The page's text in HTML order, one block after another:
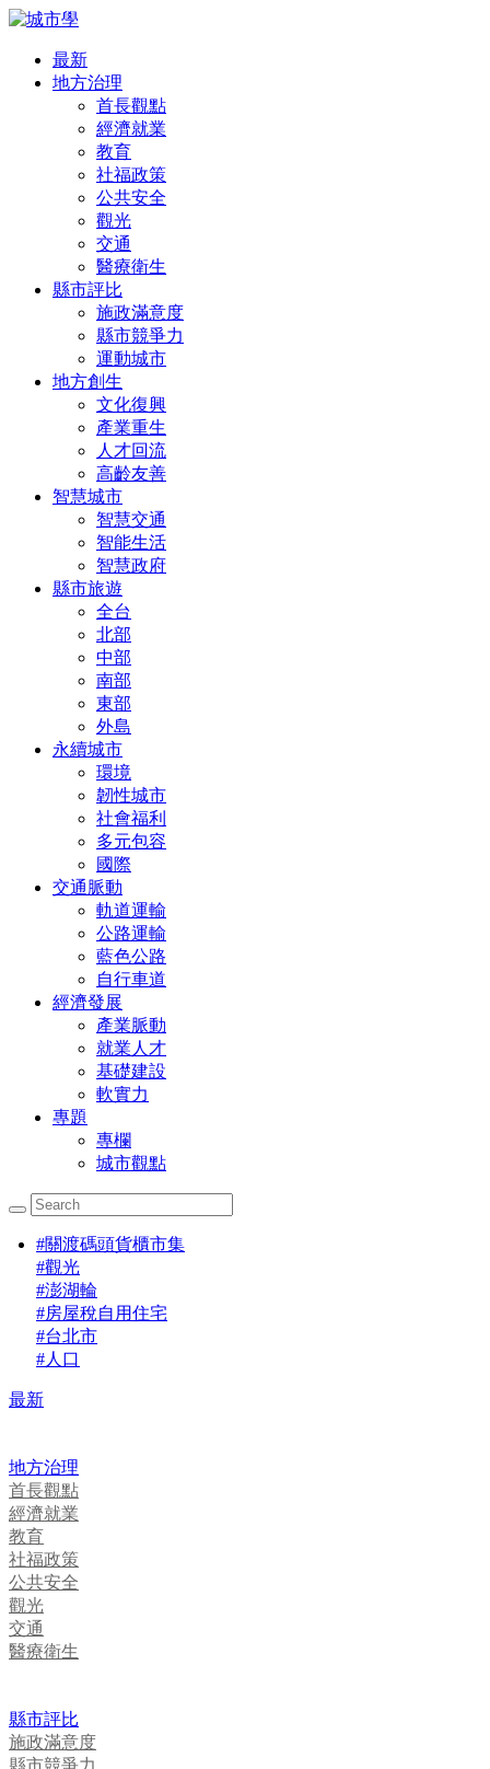
最新
地方治理
首長觀點
經濟就業
教育
社福政策
公共安全
觀光
交通
醫療衛生
縣市評比
施政滿意度
縣市競爭力
運動城市
地方創生
文化復興
產業重生
人才回流
高齡友善
智慧城市
智慧交通
智能生活
智慧政府
縣市旅遊
全台
北部
中部
南部
東部
外島
永續城市
環境
韌性城市
社會福利
多元包容
國際
交通脈動
軌道運輸
公路運輸
藍色公路
自行車道
經濟發展
產業脈動
就業人才
基礎建設
軟實力
專題
專欄
城市觀點
#關渡碼頭貨櫃市集
#觀光
#澎湖輪
#房屋稅自用住宅
#台北市
#人口
最新
地方治理
首長觀點
經濟就業
教育
社福政策
公共安全
觀光
交通
醫療衛生
縣市評比
施政滿意度
縣市競爭力